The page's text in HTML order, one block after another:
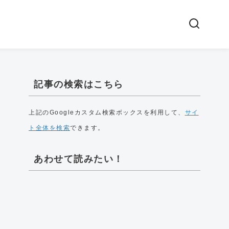
記事の検索はこちら
上記のGoogleカスタム検索ボックスを利用して、 サイ
ト全体を検索できます。
あわせて読みたい！